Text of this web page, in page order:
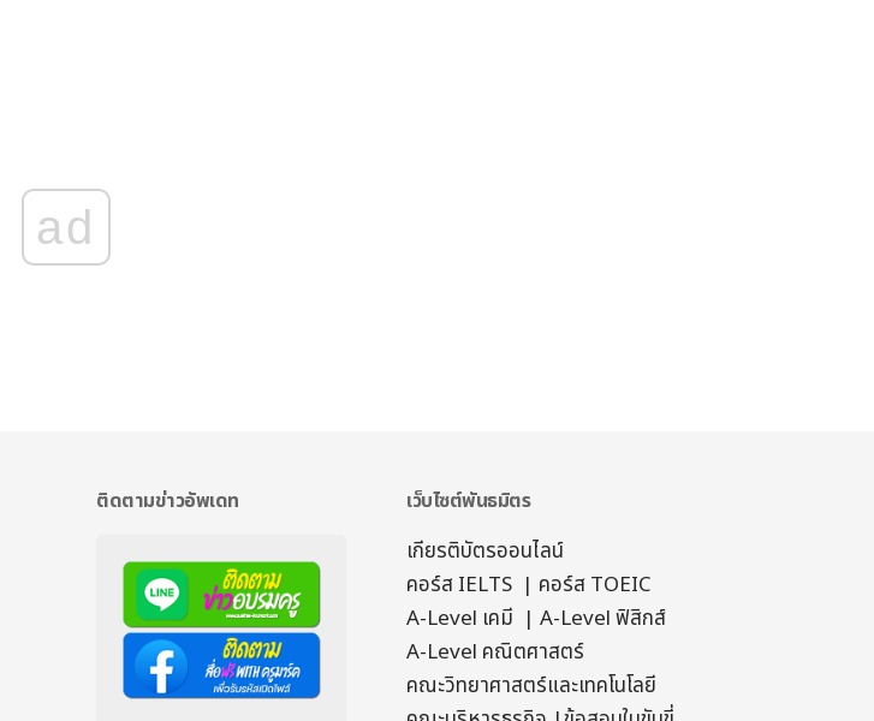
ad
ติดตามข่าวอัพเดท เว็บไซต์พันธมิตร
เกียรติบัตรออนไลน์
คอร์ส IELTS | คอร์ส TOEIC
A-Level เคมี | A-Level ฟิสิกส์
A-Level คณิตศาสตร์
คณะวิทยาศาสตร์และเทคโนโลยี